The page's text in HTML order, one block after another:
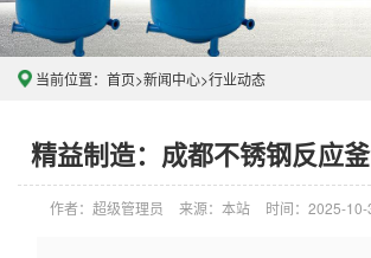
当前位置： 首页>新闻中心>行业动态
精益制造：成都不锈钢反应
作者：超级管理员 来源：本站 时间：2025-10-